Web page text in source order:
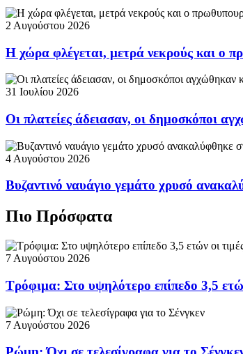
2 Αυγούστου 2026
Η χώρα φλέγεται, μετρά νεκρούς και ο
31 Ιουλίου 2026
Οι πλατείες άδειασαν, οι δημοσκόποι
4 Αυγούστου 2026
Βυζαντινό ναυάγιο γεμάτο χρυσό
Πιο Πρόσφατα
7 Αυγούστου 2026
Τρόφιμα: Στο υψηλότερο επίπεδο 3,5
7 Αυγούστου 2026